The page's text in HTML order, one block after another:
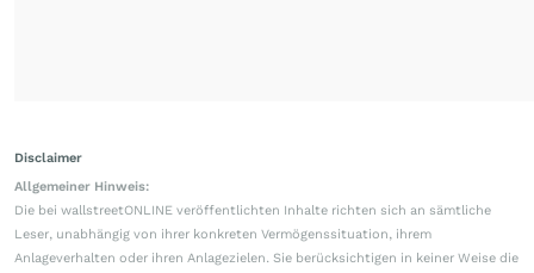
Disclaimer
Allgemeiner Hinweis:
Die bei wallstreetONLINE veröffentlichten Inhalte richten sich an sämtliche
Leser, unabhängig von ihrer konkreten Vermögenssituation, ihrem
Anlageverhalten oder ihren Anlagezielen. Sie berücksichtigen in keiner Weise die